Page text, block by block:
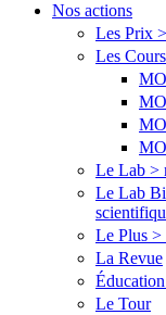
Nos actions
Les Prix
Les
Le Lab >
Le Lab
Le Plus >
La Revue
Le Tour